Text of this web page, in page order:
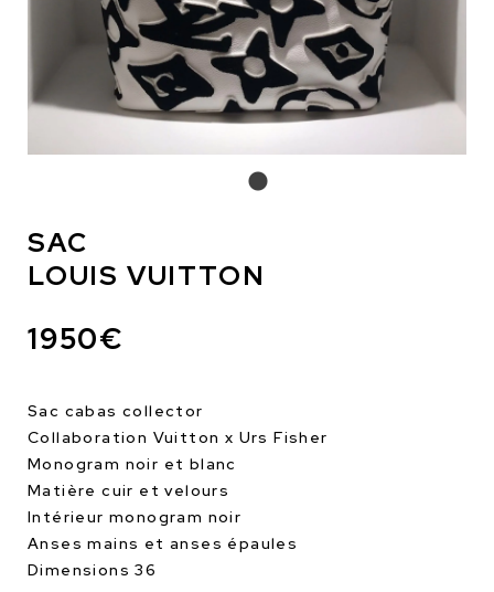
SAC
LOUIS VUITTON
1950€
Sac cabas collector
Collaboration Vuitton x Urs Fisher
Monogram noir et blanc
Matière cuir et velours
Intérieur monogram noir
Anses mains et anses épaules
Dimensions 36